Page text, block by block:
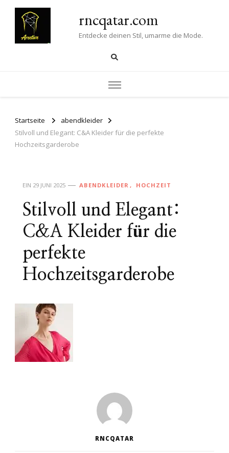
rncqatar.com
Entdecke deinen Stil, umarme die Mode.
Startseite
abendkleider
Stilvoll und Elegant: C&A Kleider für die perfekte
Hochzeitsgarderobe
EIN 29 JUNI 2025 ABENDKLEIDER HOCHZEIT
Stilvoll und Elegant:
C&A Kleider für die
perfekte
Hochzeitsgarderobe
RNCQATAR